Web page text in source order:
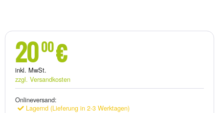
2000€
inkl. MwSt.
zzgl. Versandkosten
Onlineversand:
Lagernd (Lieferung in 2-3 Werktagen)